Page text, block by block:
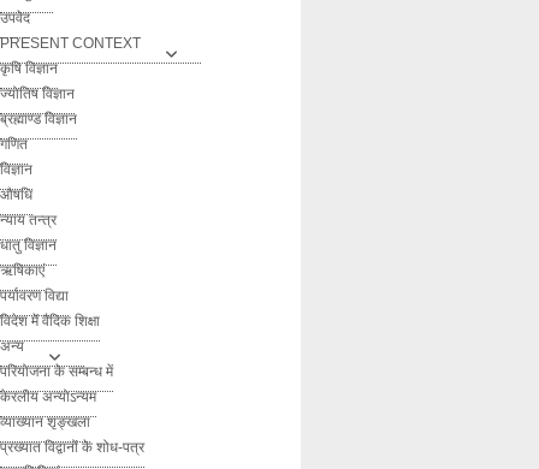
उपवेद
PRESENT CONTEXT
कृषि विज्ञान
ज्योतिष विज्ञान
ब्रह्माण्ड विज्ञान
गणित
विज्ञान
औषधि
न्याय तन्त्र
धातु विज्ञान
ऋषिकाएं
पर्यावरण विद्या
विदेश में वैदिक शिक्षा
अन्य
परियोजना के सम्बन्ध में
केरलीय अन्योऽन्यम
व्याख्यान शृङ्खला
प्रख्यात विद्वानों के शोध-पत्र